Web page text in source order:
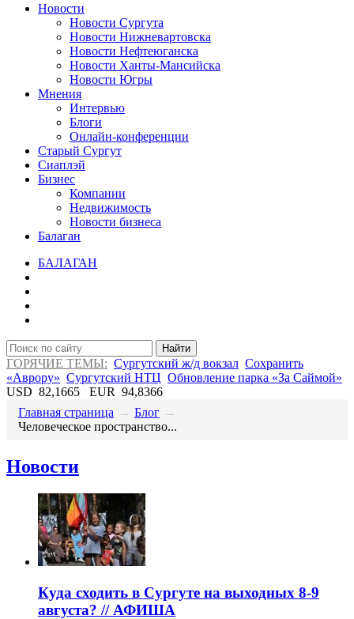
Новости
Новости Сургута
Новости Нижневартовска
Новости Нефтеюганска
Новости Ханты-Мансийска
Новости Югры
Мнения
Интервью
Блоги
Онлайн-конференции
Старый Сургут
Сиаплэй
Бизнес
Компании
Недвижимость
Новости бизнеса
Балаган
БАЛАГАН
Найти
ГОРЯЧИЕ ТЕМЫ: Сургутский ж/д вокзал Сохранить
«Аврору» Сургутский НТЦ Обновление парка «За Саймой»
USD 82,1665 EUR 94,8366
Главная страница → Блог →
​Человеческое пространство...
Новости
​Куда сходить в Сургуте на выходных 8-9
августа? // АФИША